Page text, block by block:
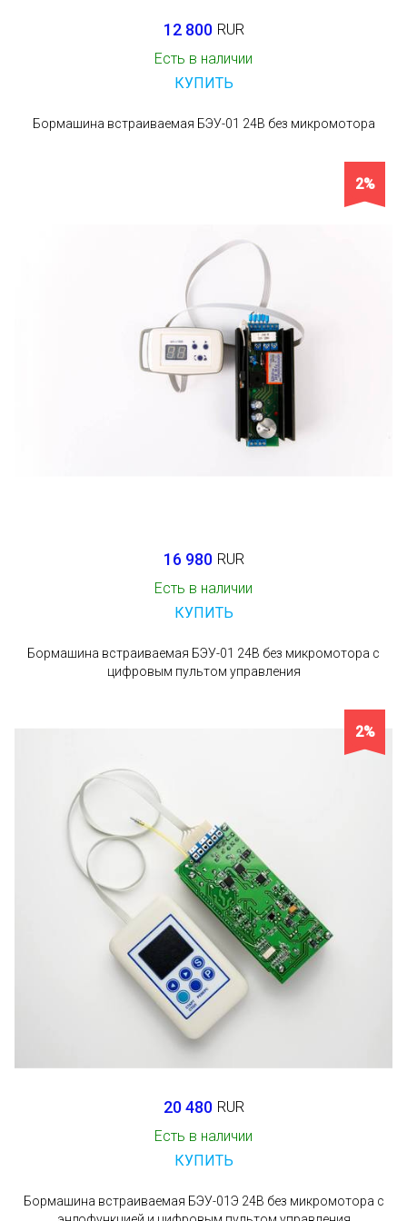
12 800 RUR
Есть в наличии
КУПИТЬ
Бормашина встраиваемая БЭУ-01 24В без микромотора
2%
16 980 RUR
Есть в наличии
КУПИТЬ
Бормашина встраиваемая БЭУ-01 24В без микромотора с
цифровым пультом управления
2%
20 480 RUR
Есть в наличии
КУПИТЬ
Бормашина встраиваемая БЭУ-01Э 24В без микромотора с